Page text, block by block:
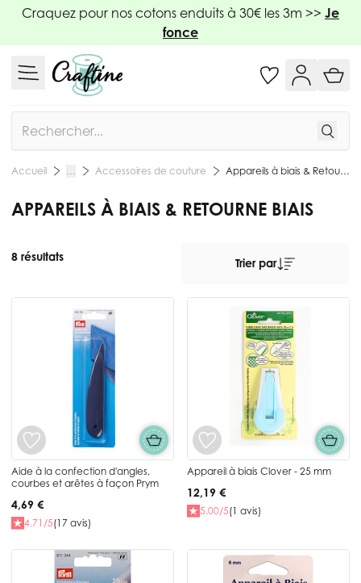
Allez au contenu
Craquez pour nos cotons enduits à 30€ les 3m >> Je
fonce
Accueil … Accessoires de couture Appareils à biais & Retourne biais
APPAREILS À BIAIS & RETOURNE BIAIS
8 résultats Trier par
Aide à la confection d'angles,
courbes et arêtes à façon Prym
4,69 €
4.71/5(17 avis)
Appareil à biais Clover - 25 mm
12,19 €
5.00/5(1 avis)